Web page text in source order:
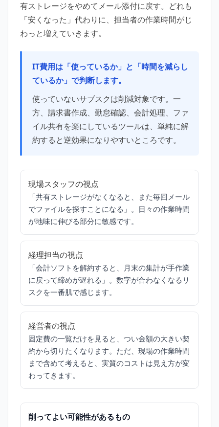
有ストレージをやめてメール添付に戻す。どれも
「安くなった」代わりに、担当者の作業時間がじ
わっと増えていきます。
IT費用は「使っているか」と「時間を減らし
ているか」で判断します。
使っていないサブスクは削減対象です。一
方、請求書作成、勤怠確認、会計処理、ファ
イル共有を楽にしているツールは、単純に解
約すると逆効果になりやすいところです。
現場スタッフの視点
「共有ストレージがなくなると、また毎回メール
でファイルを探すことになる」。日々の作業時間
が地味に伸びる部分に敏感です。
経理担当の視点
「会計ソフトを解約すると、月末の集計が手作業
に戻って締めが遅れる」。数字が合わなくなるリ
スクを一番肌で感じます。
経営者の視点
固定費の一覧だけを見ると、つい金額の大きい契
約から切りたくなります。ただ、現場の作業時間
まで含めて考えると、実質のコストは見え方が変
わってきます。
削ってよい可能性があるもの